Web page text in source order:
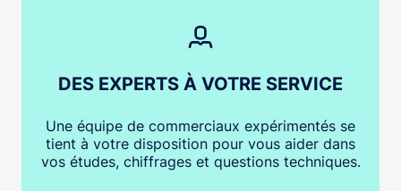
DES EXPERTS À VOTRE SERVICE
Une équipe de commerciaux expérimentés se
tient à votre disposition pour vous aider dans
vos études, chiffrages et questions techniques.